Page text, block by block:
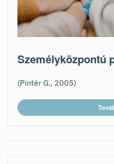
Személyközpontú
(Pintér G., 2005)